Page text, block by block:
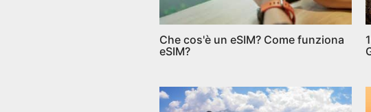
Che cos'è un eSIM? Come funziona
eSIM?